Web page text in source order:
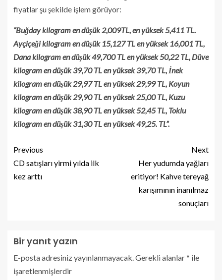
fiyatlar şu şekilde işlem görüyor:
“Buğday kilogram en düşük 2,009TL, en yüksek 5,411 TL.
Ayçiçeği kilogram en düşük 15,127 TL en yüksek 16,001 TL,
Dana kilogram en düşük 49,700 TL en yüksek 50,22 TL, Düve
kilogram en düşük 39,70 TL en yüksek 39,70 TL, İnek
kilogram en düşük 29,97 TL en yüksek 29,99 TL, Koyun
kilogram en düşük 29,90 TL en yüksek 25,00 TL, Kuzu
kilogram en düşük 38,90 TL en yüksek 52,45 TL, Toklu
kilogram en düşük 31,30 TL en yüksek 49,25. TL”.
Previous
CD satışları yirmi yılda ilk
kez arttı
Next
Her yudumda yağları
eritiyor! Kahve tereyağ
karışımının inanılmaz
sonuçları
Bir yanıt yazın
E-posta adresiniz yayınlanmayacak.Gerekli alanlar* ile
işaretlenmişlerdir